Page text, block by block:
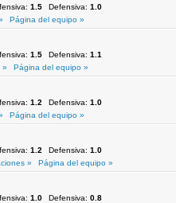
1.5 Defensiva: 1.0
Página del equipo »
1.5 Defensiva: 1.1
»
Página del equipo »
1.2 Defensiva: 1.0
Página del equipo »
1.2 Defensiva: 1.0
»
Página del equipo »
1.0 Defensiva: 0.8